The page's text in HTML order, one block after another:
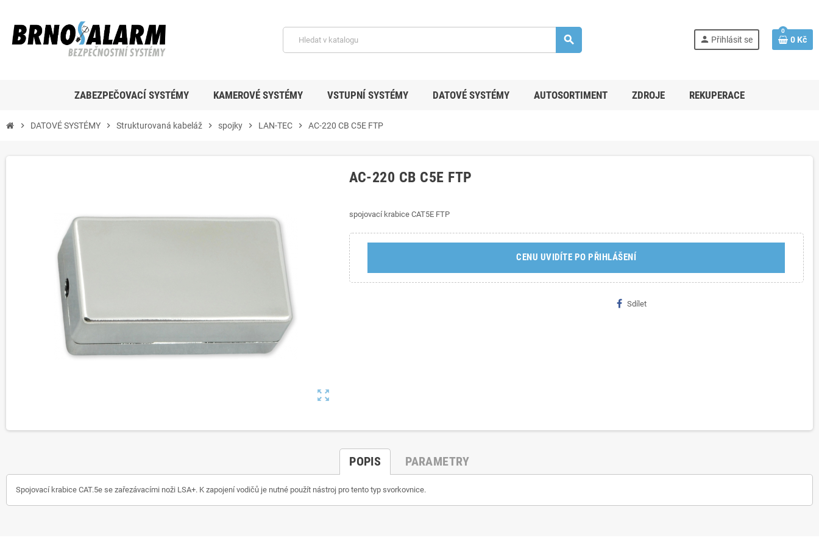
search person Přihlásit se
0
0 Kč
ZABEZPEČOVACÍ SYSTÉMY KAMEROVÉ SYSTÉMY VSTUPNÍ SYSTÉMY DATOVÉ SYSTÉMY AUTOSORTIMENT ZDROJE REKUPERACE
chevron_right DATOVÉ SYSTÉMY chevron_right Strukturovaná kabeláž chevron_right spojky chevron_right LAN-TEC chevron_right AC-220 CB C5E FTP
zoom_out_map
AC-220 CB C5E FTP
spojovací krabice CAT5E FTP
CENU UVIDÍTE PO PŘIHLÁŠENÍ
Sdílet
POPIS PARAMETRY
Spojovací krabice CAT.5e se zařezávacími noži LSA+. K zapojení vodičů je nutné použít nástroj pro tento typ svorkovnice.